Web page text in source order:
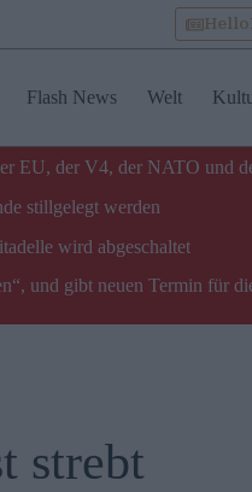
Flash News Welt
EU, der V4, der NATO und
stillgelegt werden
wird abgeschaltet
und gibt neuen Termin für
strebt